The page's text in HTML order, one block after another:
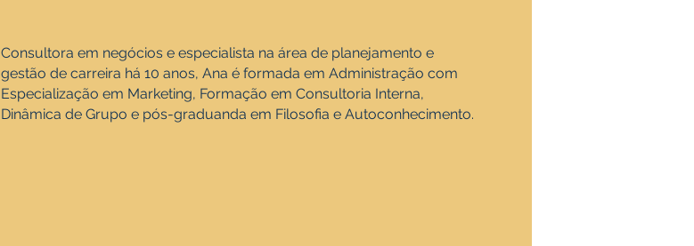
Consultora em negócios e especialista na área de planejamento e
gestão de carreira há 10 anos, Ana é formada em Administração com
Especialização em Marketing, Formação em Consultoria Interna,
Dinâmica de Grupo e pós-graduanda em Filosofia e Autoconhecimento.